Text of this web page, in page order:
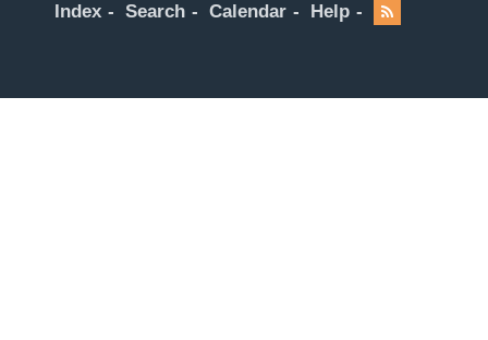
Index Search Calendar Help